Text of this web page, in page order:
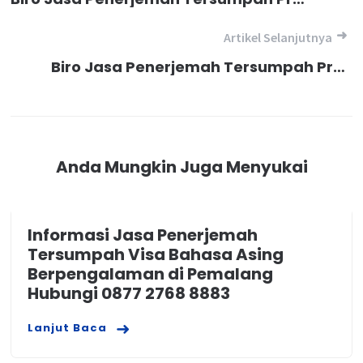
Artikel Selanjutnya
Biro Jasa Penerjemah Tersumpah Profesional Terpercaya dan Berkualitas Untuk Visa Australia di Cianten Kabupaten Bogor, Hubungi 0877 2768 8883
Anda Mungkin Juga Menyukai
Informasi Jasa Penerjemah
Tersumpah Visa Bahasa Asing
Berpengalaman di Pemalang
Hubungi 0877 2768 8883
Lanjut Baca